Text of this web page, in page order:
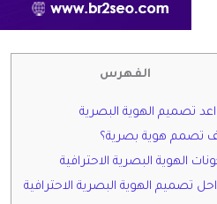
الفهرس
تصميم الهوية البصرية
تصمم هوية بصرية؟
الهوية البصرية الاحترافية
تصميم الهوية البصرية الاحترافية